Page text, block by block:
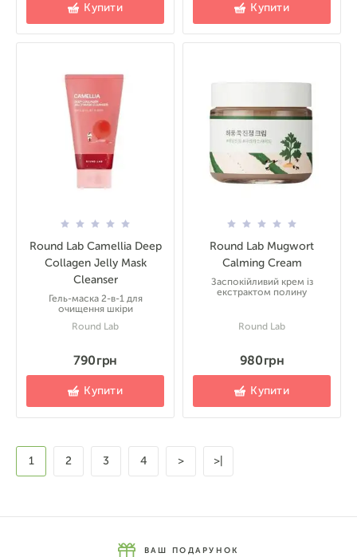
Купити Купити
Round Lab Camellia Deep
Collagen Jelly Mask
Cleanser
Гель-маска 2-в-1 для
очищення шкіри
Round Lab
790 грн
Купити
Round Lab Mugwort
Calming Cream
Заспокійливий крем із
екстрактом полину
Round Lab
980 грн
Купити
1 2 3 4 > >|
ВАШ ПОДАРУНОК